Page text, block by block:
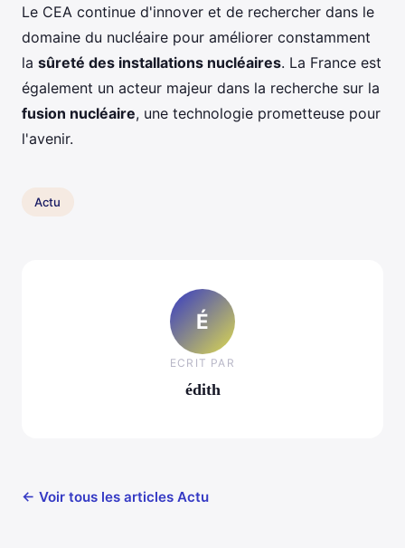
Le CEA continue d'innover et de rechercher dans le
domaine du nucléaire pour améliorer constamment
la sûreté des installations nucléaires. La France est
également un acteur majeur dans la recherche sur la
fusion nucléaire, une technologie prometteuse pour
l'avenir.
Actu
É
ECRIT PAR
édith
← Voir tous les articles Actu